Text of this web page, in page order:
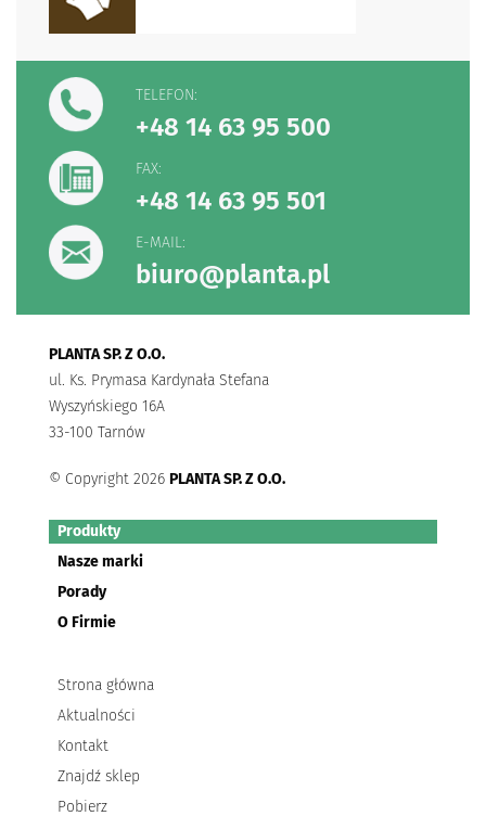
TELEFON:
+48 14 63 95 500
FAX:
+48 14 63 95 501
E-MAIL:
biuro@planta.pl
PLANTA SP. Z O.O.
ul. Ks. Prymasa Kardynała Stefana
Wyszyńskiego 16A
33-100 Tarnów
© Copyright 2026 PLANTA SP. Z O.O.
Produkty
Nasze marki
Porady
O Firmie
Strona główna
Aktualności
Kontakt
Znajdź sklep
Pobierz